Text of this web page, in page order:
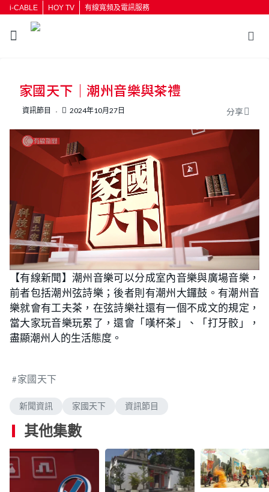
i-CABLE HOY TV 有線寬頻及電訊服務
按輸入鍵開始搜尋
家國天下｜潮州音樂與茶禮
資訊節目 2024年10月27日 分享
U
n
m
t
e
L
o
a
d
e
d
:
1
.
9
2
%
【有線新聞】潮州音樂可以分成室內音樂與廣場音樂，
前者包括潮州弦詩樂；後者則有潮州大鑼鼓。有潮州音
樂就會有工夫茶，在弦詩樂社還有一個不成文的規定，
當大家玩音樂玩累了，還會「嘆杯茶」、「打牙骹」，
盡顯潮州人的生活態度。
家國天下
新聞資訊 家國天下 資訊節目
其他集數